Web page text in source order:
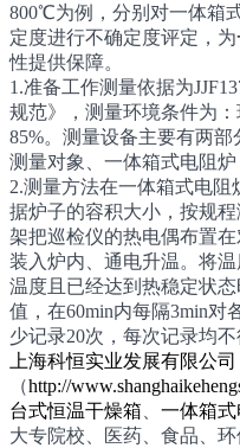
800℃为例，分别对一体箱
定度进行不确定度评定，为
性提供保障。
1.准备工作测量依据为
规范》，测量环境条件为
85%。测量设备主要有两
测量对象、一体箱式电阻炉
2.测量方法在一体箱式电
据炉子的容积大小，按规
架把巡检仪的热电偶布置
装入炉内、通电升温。将
温度且已经达到热稳定状
值，在60min内每隔3min对
少记录20次，每次记录均不
上海科恒实业发展有限公司
（http://
台式恒温干燥箱
一体箱
大专院校、医药、食品、